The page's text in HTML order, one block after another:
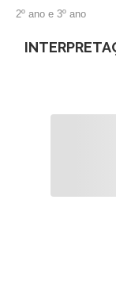
2º ano e 3º ano